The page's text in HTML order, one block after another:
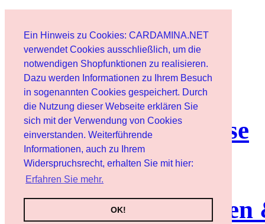
Ein Hinweis zu Cookies: CARDAMINA.NET
verwendet Cookies ausschließlich, um die
notwendigen Shopfunktionen zu realisieren.
Dazu werden Informationen zu Ihrem Besuch
in sogenannten Cookies gespeichert. Durch
die Nutzung dieser Webseite erklären Sie
sich mit der Verwendung von Cookies
einverstanden. Weiterführende
Informationen, auch zu Ihrem
Widerspruchsrecht, erhalten Sie mit hier:
Erfahren Sie mehr.
OK!
User
Newsletter
Nutzungshinweise
Service